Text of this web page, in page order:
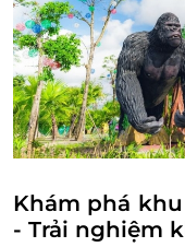
Điều kiện lưuý
vuilòng liênhệ
trước khiđặt
hợpkháchhàng
hệ trước với
chịutráchnhiệm
Khám phá
- Trải nghiệm